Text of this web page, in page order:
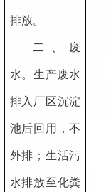
排放。
二、废
水。生产废水
排入厂区沉淀
池后回用，不
外排；生活污
水排放至化粪